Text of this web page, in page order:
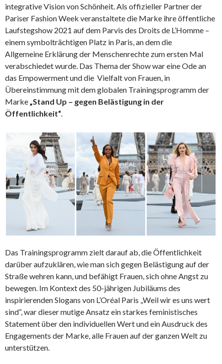
integrative Vision von Schönheit. Als offizieller Partner der
Pariser Fashion Week veranstaltete die Marke ihre öffentliche
Laufstegshow 2021 auf dem Parvis des Droits de L’Homme –
einem symbolträchtigen Platz in Paris, an dem die
Allgemeine Erklärung der Menschenrechte zum ersten Mal
verabschiedet wurde. Das Thema der Show war eine Ode an
das Empowerment und die Vielfalt von Frauen, in
Übereinstimmung mit dem globalen Trainingsprogramm der
Marke„Stand Up – gegen Belästigung in der
Öffentlichkeit“.
Das Trainingsprogramm zielt darauf ab, die Öffentlichkeit
darüber aufzuklären, wie man sich gegen Belästigung auf der
Straße wehren kann, und befähigt Frauen, sich ohne Angst zu
bewegen. Im Kontext des 50-jährigen Jubiläums des
inspirierenden Slogans von L’Oréal Paris „Weil wir es uns wert
sind“, war dieser mutige Ansatz ein starkes feministisches
Statement über den individuellen Wert und ein Ausdruck des
Engagements der Marke, alle Frauen auf der ganzen Welt zu
unterstützen.